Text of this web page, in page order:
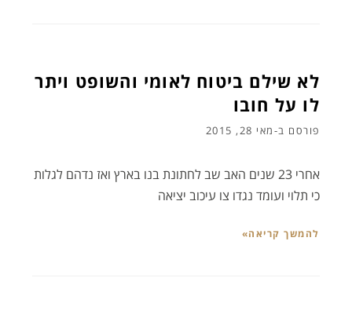
לא שילם ביטוח לאומי והשופט ויתר
לו על חובו
פורסם ב-מאי 28, 2015
אחרי 23 שנים האב שב לחתונת בנו בארץ ואז נדהם לגלות
כי תלוי ועומד נגדו צו עיכוב יציאה
להמשך קריאה»